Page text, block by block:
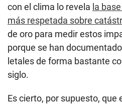
con el clima lo revela la
más respetada sobre
de oro para medir estos
porque se han
letales de forma bastante
siglo.
Es cierto, por supuesto, que